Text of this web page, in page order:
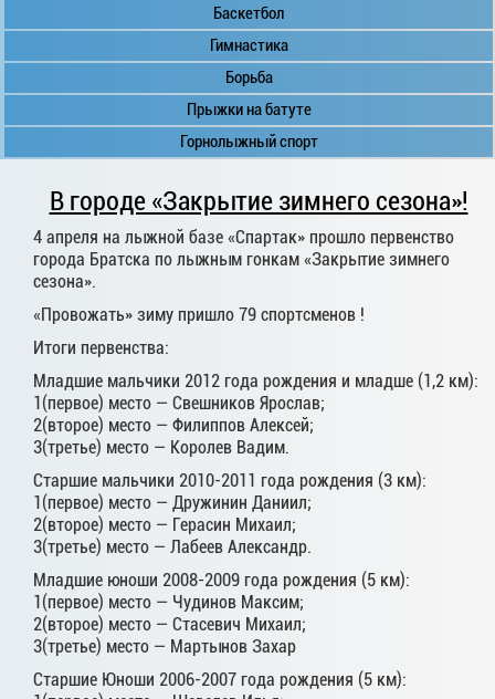
Баскетбол
Гимнастика
Борьба
Прыжки на батуте
Горнолыжный спорт
В городе «Закрытие зимнего сезона»!
4 апреля на лыжной базе «Спартак» прошло первенство
города Братска по лыжным гонкам «Закрытие зимнего
сезона».
«Провожать» зиму пришло 79 спортсменов !
Итоги первенства:
Младшие мальчики 2012 года рождения и младше (1,2 км):
1(первое) место — Свешников Ярослав;
2(второе) место — Филиппов Алексей;
3(третье) место — Королев Вадим.
Старшие мальчики 2010-2011 года рождения (3 км):
1(первое) место — Дружинин Даниил;
2(второе) место — Герасин Михаил;
3(третье) место — Лабеев Александр.
Младшие юноши 2008-2009 года рождения (5 км):
1(первое) место — Чудинов Максим;
2(второе) место — Стасевич Михаил;
3(третье) место — Мартынов Захар
Старшие Юноши 2006-2007 года рождения (5 км):